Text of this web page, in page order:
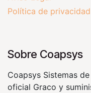
Política de privacidad
Sobre Coapsys
Coapsys Sistemas
oficial Graco y